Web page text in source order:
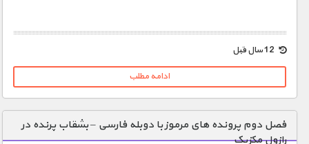
1900 تومان – خريد لينک دانلود (افزودن به سبد خريد)
ادامه مطلب
فصل دوم پرونده های مرموز با دوبله فارسی – بشقاب پرنده در
رازول مکزیک